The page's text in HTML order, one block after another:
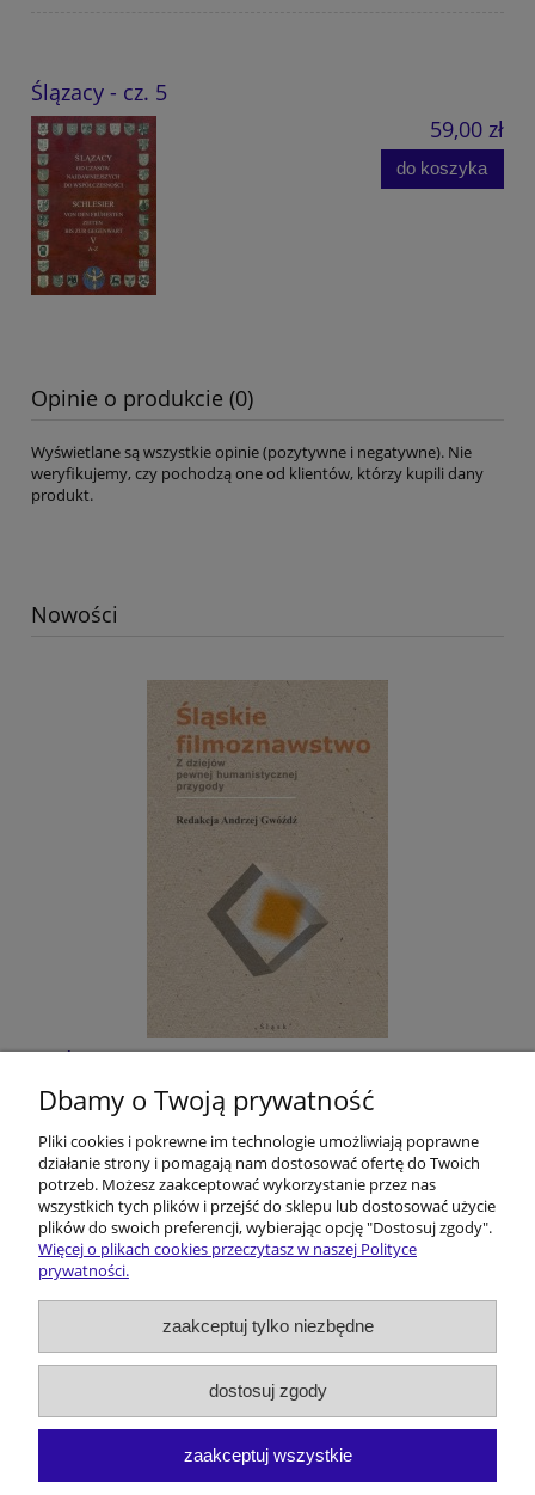
Ślązacy - cz. 5
59,00 zł
do koszyka
Opinie o produkcie (0)
Wyświetlane są wszystkie opinie (pozytywne i negatywne). Nie
weryfikujemy, czy pochodzą one od klientów, którzy kupili dany
produkt.
Nowości
Śląskie filmoznawstwo. Z dziejów pewnej
humanistycznej przygody
40,00 zł
do koszyka
Pomoc
Dostawa i koszty
Moje konto
Dbamy o Twoją prywatność
Pliki cookies i pokrewne im technologie umożliwiają poprawne
działanie strony i pomagają nam dostosować ofertę do Twoich
potrzeb. Możesz zaakceptować wykorzystanie przez nas
wszystkich tych plików i przejść do sklepu lub dostosować użycie
plików do swoich preferencji, wybierając opcję "Dostosuj zgody".
Więcej o plikach cookies przeczytasz w naszej Polityce
prywatności.
zaakceptuj tylko niezbędne
dostosuj zgody
zaakceptuj wszystkie